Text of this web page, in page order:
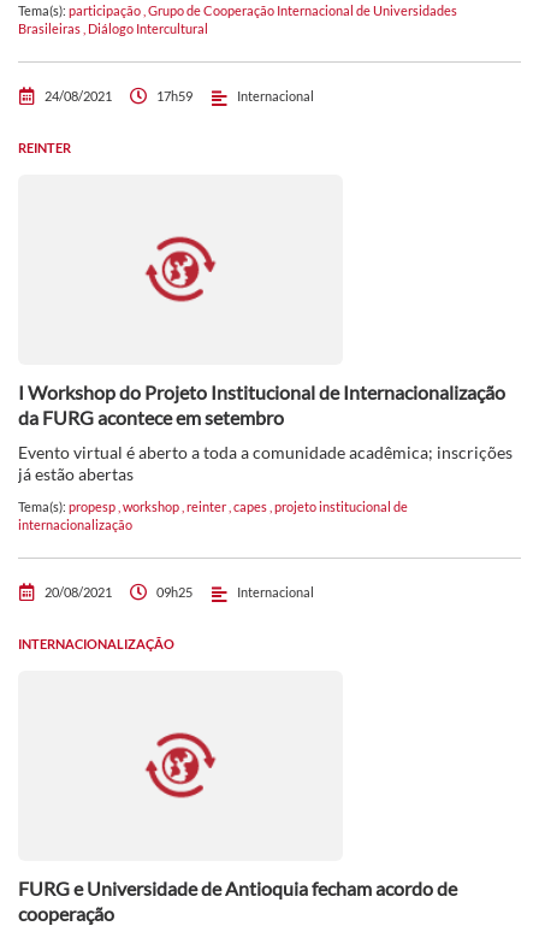
Tema(s): participação Grupo de Cooperação Internacional de Universidades
Brasileiras Diálogo Intercultural
24/08/2021 17h59 Internacional
REINTER
I Workshop do Projeto Institucional de Internacionalização
da FURG acontece em setembro
Evento virtual é aberto a toda a comunidade acadêmica; inscrições
já estão abertas
Tema(s): propesp workshop reinter capes projeto institucional de
internacionalização
20/08/2021 09h25 Internacional
INTERNACIONALIZAÇÃO
FURG e Universidade de Antioquia fecham acordo de
cooperação